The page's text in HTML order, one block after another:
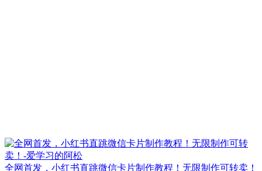
全网首发，小红书直跳微信卡片制作教程！无限制作可转卖！